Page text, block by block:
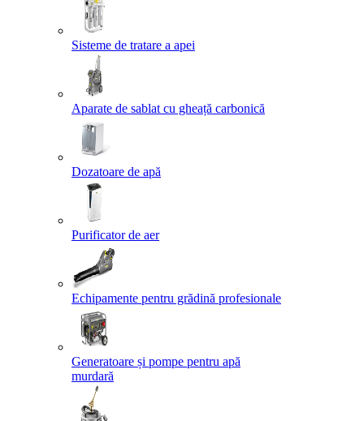
Sisteme de tratare a apei
Aparate de sablat cu gheață carbonică
Dozatoare de apă
Purificator de aer
Echipamente pentru grădină profesionale
Generatoare și pompe pentru apă
murdară